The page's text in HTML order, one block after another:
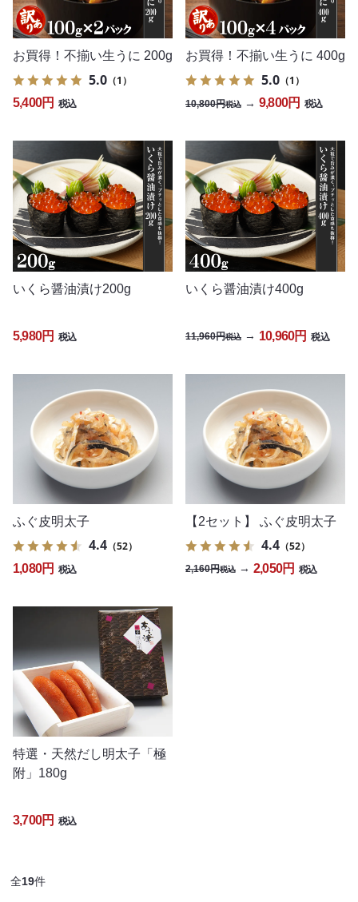
お買得！不揃い生うに 200g
5.0 （1）
5,400円 税込
お買得！不揃い生うに 400g
5.0 （1）
10,800円税込 → 9,800円 税込
いくら醤油漬け200g
5,980円 税込
いくら醤油漬け400g
11,960円税込 → 10,960円 税込
ふぐ皮明太子
4.4 （52）
1,080円 税込
【2セット】 ふぐ皮明太子
4.4 （52）
2,160円税込 → 2,050円 税込
特選・天然だし明太子「極
附」180g
3,700円 税込
全19件